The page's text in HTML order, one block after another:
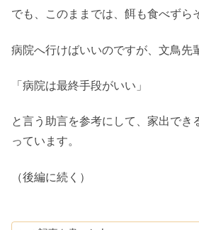
でも、このままでは、餌も食べずら
病院へ行けばいいのですが、文鳥先
「病院は最終手段がいい」
と言う助言を参考にして、家出でき
っています。
（後編に続く）